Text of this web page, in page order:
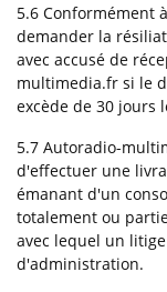
5.6 Conformément
demander la
avec accusé de
multimedia.fr si le
excède de 30 jours
5.7 Autoradio-
d'effectuer une
émanant d'un
totalement ou
avec lequel un
d'administration.